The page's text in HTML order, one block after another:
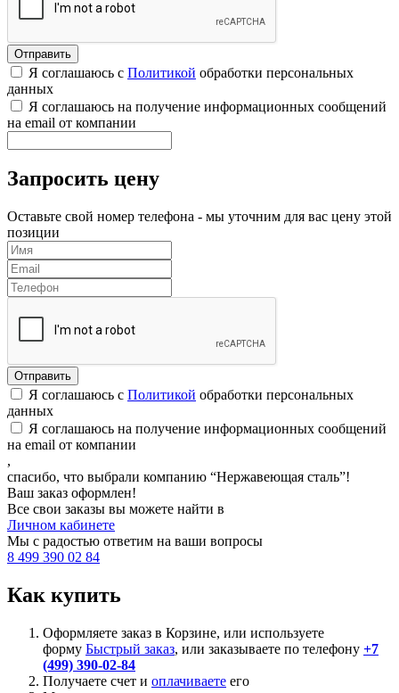
Я соглашаюсь с Политикой обработки персональных
данных
Я соглашаюсь на получение информационных сообщений
на email от компании
Запросить цену
Оставьте свой номер телефона - мы уточним для вас цену этой
позиции
Я соглашаюсь с Политикой обработки персональных
данных
Я соглашаюсь на получение информационных сообщений
на email от компании
,
спасибо, что выбрали компанию “Нержавеющая сталь”!
Ваш заказ оформлен!
Все свои заказы вы можете найти в
Личном кабинете
Мы с радостью ответим на ваши вопросы
8 499 390 02 84
Как купить
Оформляете заказ в Корзине, или используете
форму Быстрый заказ, или заказываете по телефону +7
(499) 390-02-84
Получаете счет и оплачиваете его